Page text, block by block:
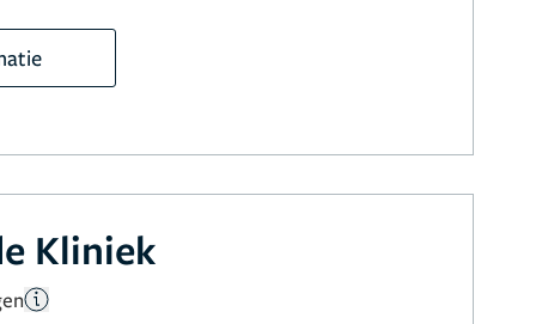
Kliniek